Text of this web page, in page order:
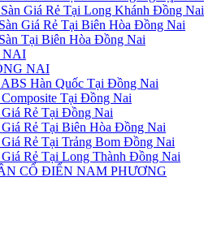
Giá Rẻ Tại Long Khánh Đồng Nai
Giá Rẻ Tại Biên Hòa Đồng Nai
Tại Biên Hòa Đồng Nai
NAI
NAI
Hàn Quốc Tại Đồng Nai
Tại Đồng Nai
Rẻ Tại Đồng Nai
Rẻ Tại Biên Hòa Đồng Nai
Rẻ Tại Trảng Bom Đồng Nai
Rẻ Tại Long Thành Đồng Nai
CỔ ĐIỂN NAM PHƯƠNG